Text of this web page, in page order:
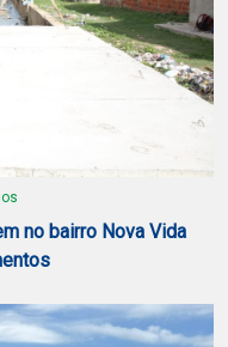
no bairro Nova Vida